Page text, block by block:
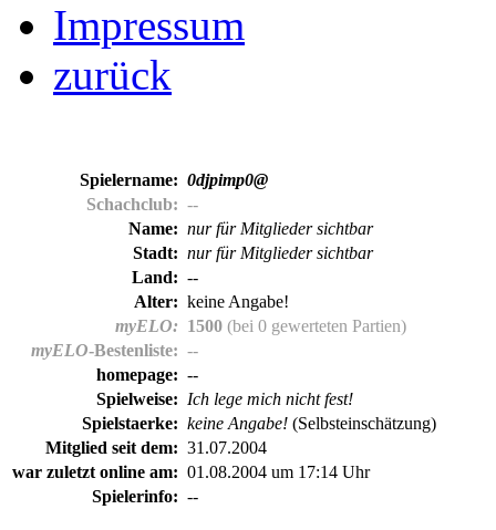
Impressum
zurück
Spielername: 0djpimp0@
Schachclub: --
Name: nur für Mitglieder sichtbar
Stadt: nur für Mitglieder sichtbar
Land: --
Alter: keine Angabe!
myELO: 1500 (bei 0 gewerteten Partien)
myELO-Bestenliste: --
homepage: --
Spielweise: Ich lege mich nicht fest!
Spielstaerke: keine Angabe! (Selbsteinschätzung)
Mitglied seit dem: 31.07.2004
war zuletzt online am: 01.08.2004 um 17:14 Uhr
Spielerinfo: --